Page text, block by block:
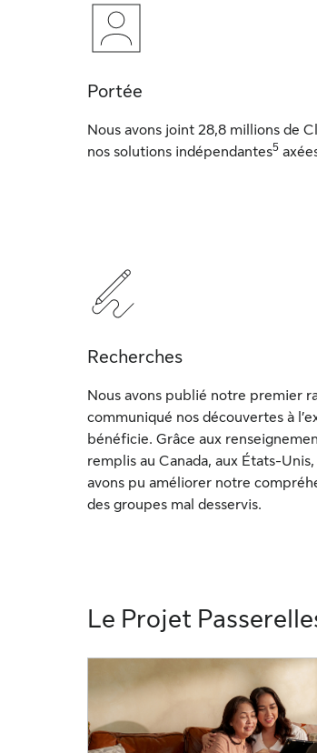
Portée
Nous avons joint 28,8 millions de
nos solutions indépendantes5
Recherches
Nous avons publié notre premier
communiqué nos découvertes à
bénéficie. Grâce aux
remplis au Canada, aux États-
avons pu améliorer notre
des groupes mal desservis.
Le Projet